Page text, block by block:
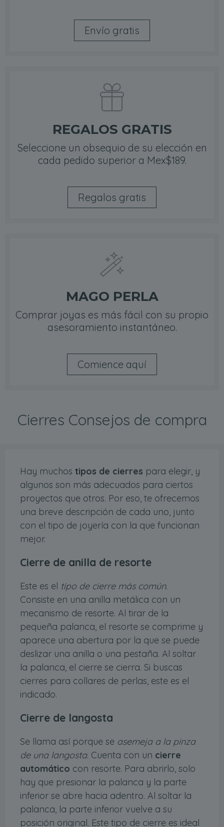
Envío gratis
REGALOS GRATIS
Seleccione un obsequio de su elección en
cada pedido superior a Mex$189.
Regalos gratis
MAGO PERLA
Comprar joyas es más fácil con su propio
asesoramiento instantáneo.
Comience aquí
Cierres Consejos de compra
Hay muchos tipos de cierres para elegir, y
algunos son más adecuados para ciertos
proyectos que otros. Por eso, te ofrecemos
una breve descripción de cada uno, junto
con el tipo de joyería con la que funcionan
mejor.
Cierre de anilla de resorte
Este es el tipo de cierre más común.
Consiste en una anilla metálica con un
mecanismo de resorte. Al tirar de la
pequeña palanca, el resorte se comprime y
aparece una abertura por la que se puede
deslizar una anilla o una pestaña. Al soltar
la palanca, el cierre se cierra. Si buscas
cierres para collares de perlas, este es el
indicado.
Cierre de langosta
Se llama así porque se asemeja a la pinza
de una langosta. Cuenta con un cierre
automático con resorte. Para abrirlo, solo
hay que presionar la palanca y la parte
inferior se abre hacia adentro. Al soltar la
palanca, la parte inferior vuelve a su
posición original. Este tipo de cierre es ideal